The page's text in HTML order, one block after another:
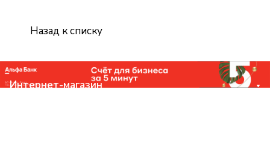
Назад к списку
Интернет-магазин